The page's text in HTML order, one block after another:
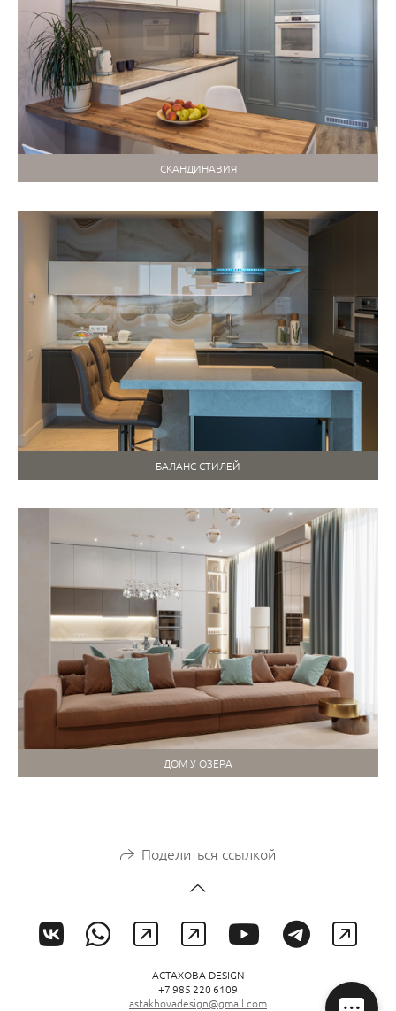
СКАНДИНАВИЯ
БАЛАНС СТИЛЕЙ
ДОМ У ОЗЕРА
Поделиться ссылкой
АСТАХОВА DESIGN
+7 985 220 6109
astakhovadesign@gmail.com